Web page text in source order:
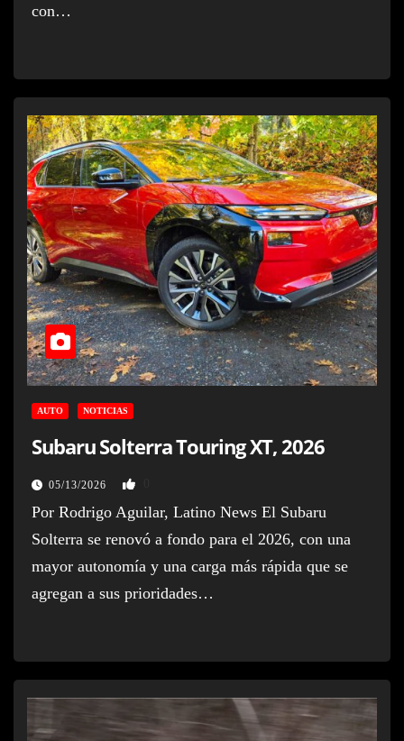
con…
AUTO NOTICIAS
Subaru Solterra Touring XT, 2026
05/13/2026
Por Rodrigo Aguilar, Latino News El Subaru
Solterra se renovó a fondo para el 2026, con una
mayor autonomía y una carga más rápida que se
agregan a sus prioridades…